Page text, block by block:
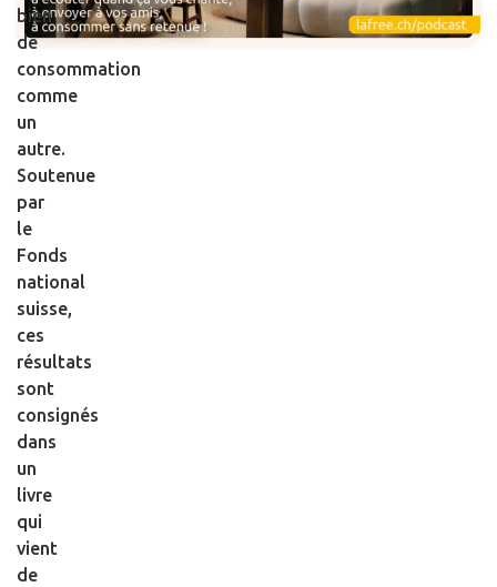
bien
de
consommation
comme
un
autre.
Soutenue
par
le
Fonds
national
suisse,
ces
résultats
sont
consignés
dans
un
livre
qui
vient
de